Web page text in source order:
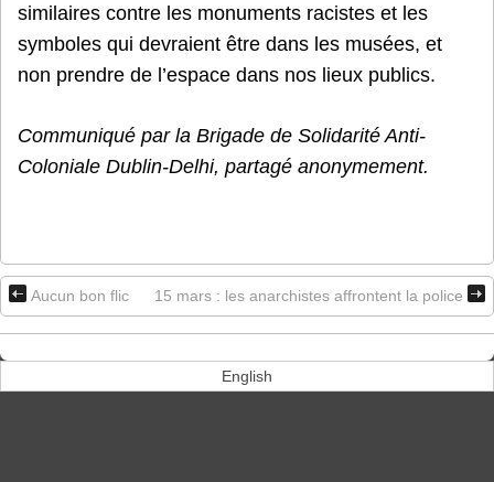
similaires contre les monuments racistes et les
symboles qui devraient être dans les musées, et
non prendre de l’espace dans nos lieux publics.
Communiqué par la Brigade de Solidarité Anti-
Coloniale Dublin-Delhi, partagé anonymement.
Aucun bon flic 15 mars : les anarchistes affrontent la police
English